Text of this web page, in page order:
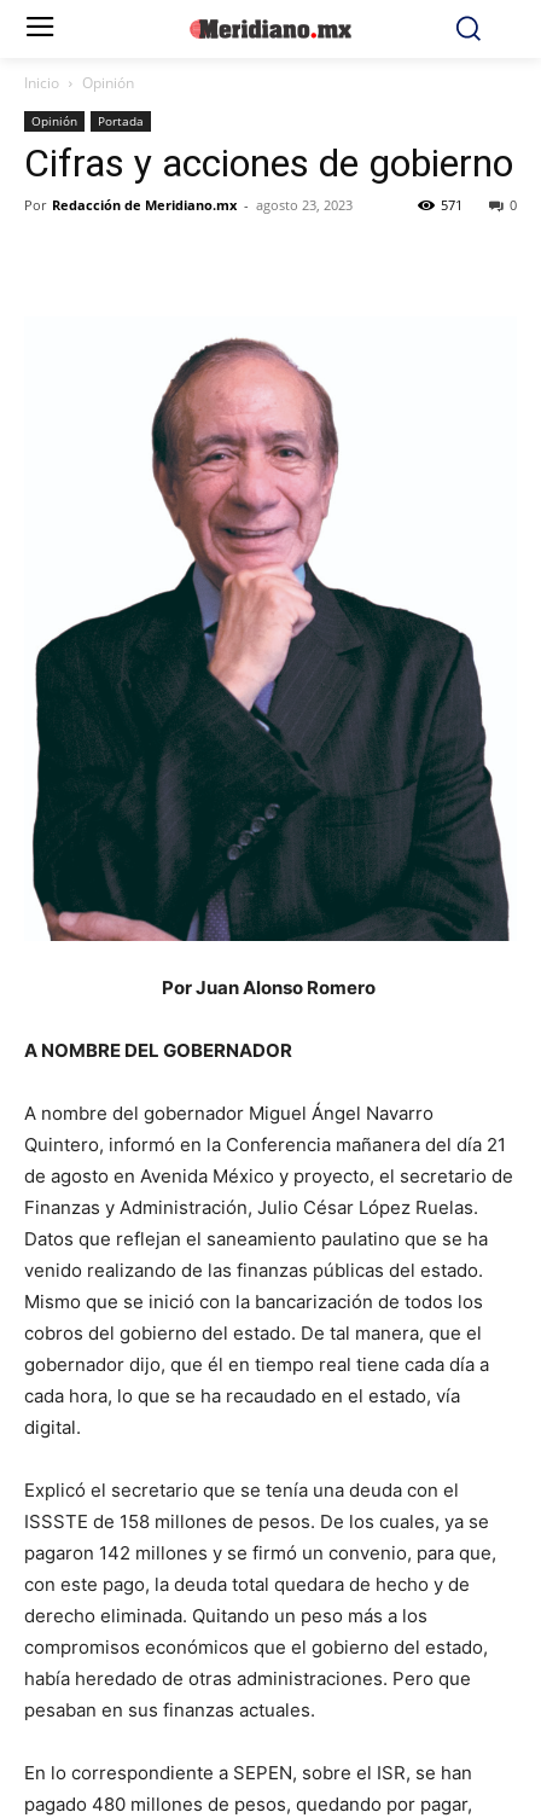
Inicio Opinión
Opinión Portada
Cifras y acciones de gobierno
Por Redacción de Meridiano.mx - agosto 23, 2023 0
571
Por Juan Alonso Romero
A NOMBRE DEL GOBERNADOR
A nombre del gobernador Miguel Ángel Navarro
Quintero, informó en la Conferencia mañanera del día 21
de agosto en Avenida México y proyecto, el secretario de
Finanzas y Administración, Julio César López Ruelas.
Datos que reflejan el saneamiento paulatino que se ha
venido realizando de las finanzas públicas del estado.
Mismo que se inició con la bancarización de todos los
cobros del gobierno del estado. De tal manera, que el
gobernador dijo, que él en tiempo real tiene cada día a
cada hora, lo que se ha recaudado en el estado, vía
digital.
Explicó el secretario que se tenía una deuda con el
ISSSTE de 158 millones de pesos. De los cuales, ya se
pagaron 142 millones y se firmó un convenio, para que,
con este pago, la deuda total quedara de hecho y de
derecho eliminada. Quitando un peso más a los
compromisos económicos que el gobierno del estado,
había heredado de otras administraciones. Pero que
pesaban en sus finanzas actuales.
En lo correspondiente a SEPEN, sobre el ISR, se han
pagado 480 millones de pesos, quedando por pagar,